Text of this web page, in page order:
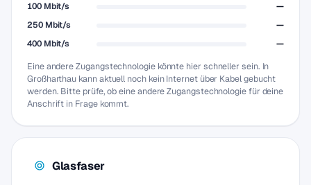
100 Mbit/s
—
250 Mbit/s
—
400 Mbit/s
—
Eine andere Zugangstechnologie könnte hier schneller sein. In
Großharthau kann aktuell noch kein Internet über Kabel gebucht
werden. Bitte prüfe, ob eine andere Zugangstechnologie für deine
Anschrift in Frage kommt.
Glasfaser